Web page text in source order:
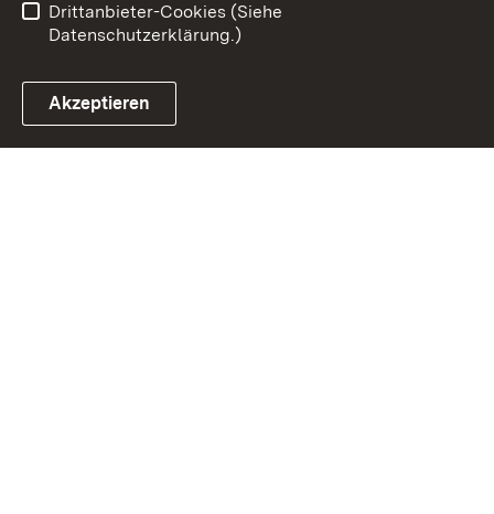
Drittanbieter-Cookies (Siehe
Datenschutzerklärung.)
Akzeptieren